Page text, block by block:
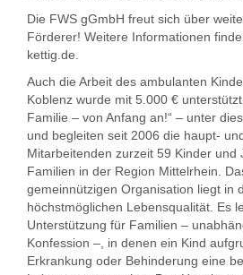
Die FWS gGmbH freut sich über
Förderer! Weitere Informationen
kettig.de
Auch die Arbeit des ambulanten
Koblenz wurde mit 5.000 €
Familie – von Anfang an!“ – unter
und begleiten seit 2006 die haupt-
Mitarbeitenden zurzeit 59 Kinder und
Familien in der Region Mittelrhein.
gemeinnützigen Organisation liegt in
höchstmöglichen Lebensqualität. Es
Unterstützung für Familien –
Konfession –, in denen ein Kind
Erkrankung oder Behinderung eine